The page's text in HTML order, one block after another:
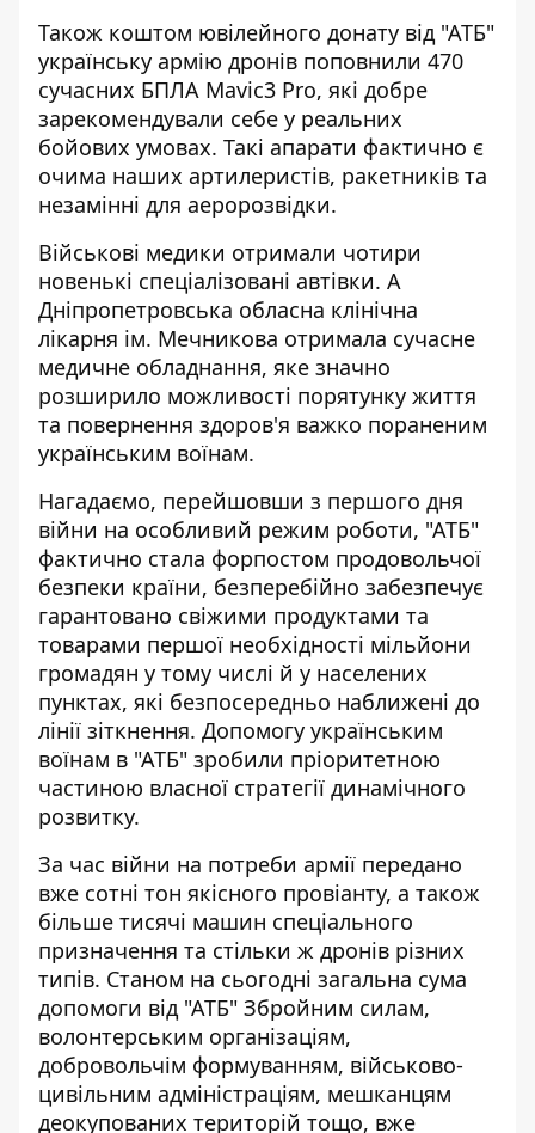
Також коштом ювілейного донату від "АТБ"
українську армію дронів поповнили 470
сучасних БПЛА Mavic3 Pro, які добре
зарекомендували себе у реальних
бойових умовах. Такі апарати фактично є
очима наших артилеристів, ракетників та
незамінні для аеророзвідки.
Військові медики отримали чотири
новенькі спеціалізовані автівки. А
Дніпропетровська обласна клінічна
лікарня ім. Мечникова отримала сучасне
медичне обладнання, яке значно
розширило можливості порятунку життя
та повернення здоров'я важко пораненим
українським воїнам.
Нагадаємо, перейшовши з першого дня
війни на особливий режим роботи, "АТБ"
фактично стала форпостом продовольчої
безпеки країни, безперебійно забезпечує
гарантовано свіжими продуктами та
товарами першої необхідності мільйони
громадян у тому числі й у населених
пунктах, які безпосередньо наближені до
лінії зіткнення. Допомогу українським
воїнам в "АТБ" зробили пріоритетною
частиною власної стратегії динамічного
розвитку.
За час війни на потреби армії передано
вже сотні тон якісного провіанту, а також
більше тисячі машин спеціального
призначення та стільки ж дронів різних
типів. Станом на сьогодні загальна сума
допомоги від "АТБ" Збройним силам,
волонтерським організаціям,
добровольчім формуванням, військово-
цивільним адміністраціям, мешканцям
деокупованих територій тощо, вже